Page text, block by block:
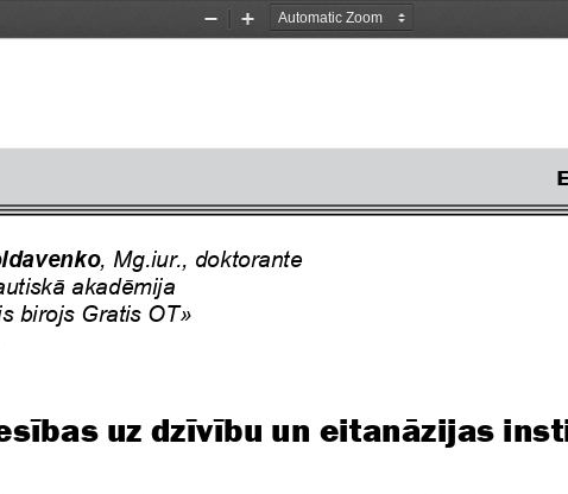
Zoom
Zoom
, Mg.iur., doktorante
akadēmija
birojs Gratis OT»
uz dzīvību un eitanāzijas